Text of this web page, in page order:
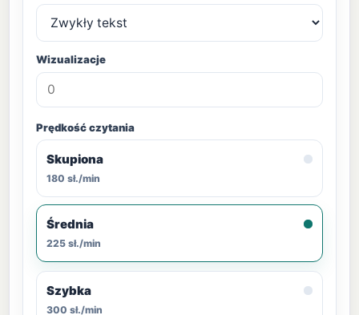
Wizualizacje
Prędkość czytania
Skupiona
180 sł./min
Średnia
225 sł./min
Szybka
300 sł./min